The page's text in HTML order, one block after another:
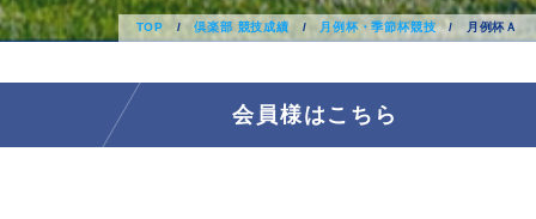
会員様はこちら
TOP /倶楽部 競技成績 / 月例杯・季節杯競技/ 月例杯Ａ